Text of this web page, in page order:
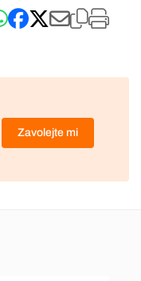
Zavolejte mi